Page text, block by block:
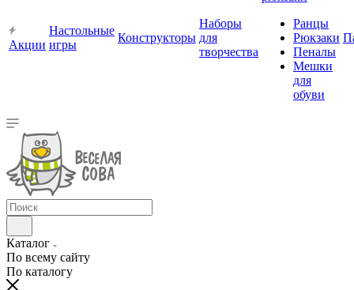
Акции
Настольные
игры
Конструкторы
Наборы
для
творчества
Ранцы
Рюкзаки
Пеналы
Мешки
для
обуви
Каталог
По всему сайту
По каталогу